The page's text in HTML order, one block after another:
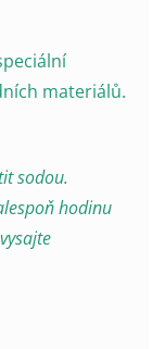
materiálů.
sodou.
hodinu